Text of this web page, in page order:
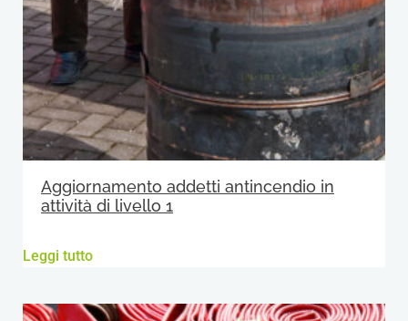
Aggiornamento addetti antincendio in
attività di livello 1
Leggi tutto